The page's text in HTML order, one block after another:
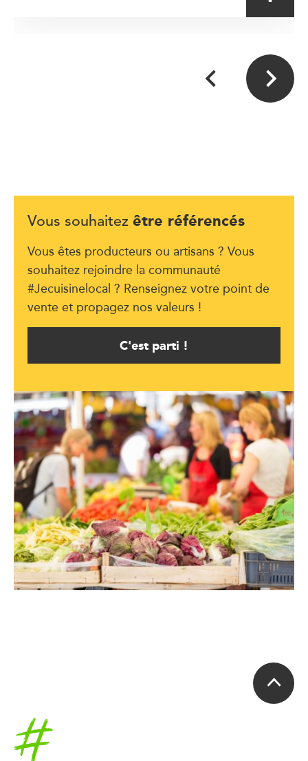
Vous souhaitez être référencés
Vous êtes producteurs ou artisans ? Vous
souhaitez rejoindre la communauté
#Jecuisinelocal ? Renseignez votre point de
vente et propagez nos valeurs !
C'est parti !
Accueil